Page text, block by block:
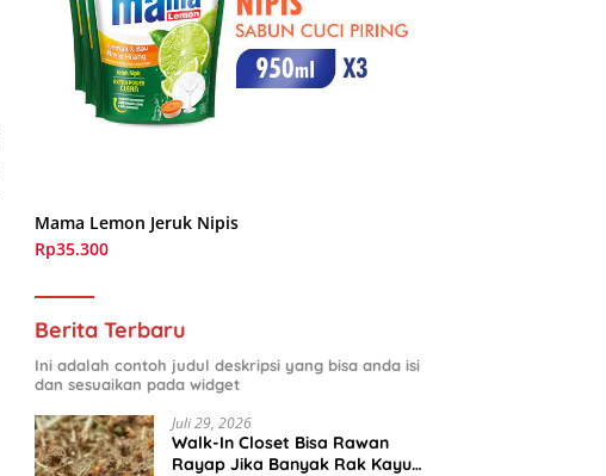
Mama Lemon Jeruk Nipis
Rp35.300
Berita Terbaru
Ini adalah contoh judul deskripsi yang bisa anda isi
dan sesuaikan pada widget
Juli 29, 2026
Walk-In Closet Bisa Rawan
Rayap Jika Banyak Rak Kayu